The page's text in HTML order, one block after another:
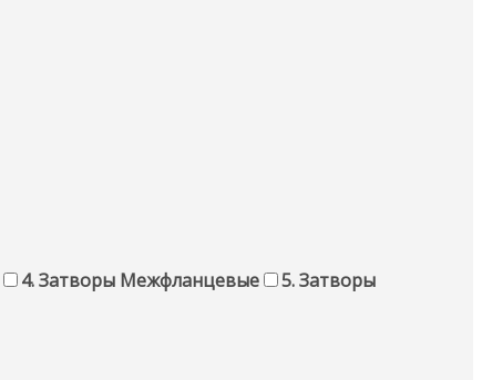
4. Затворы Межфланцевые
5. Затворы